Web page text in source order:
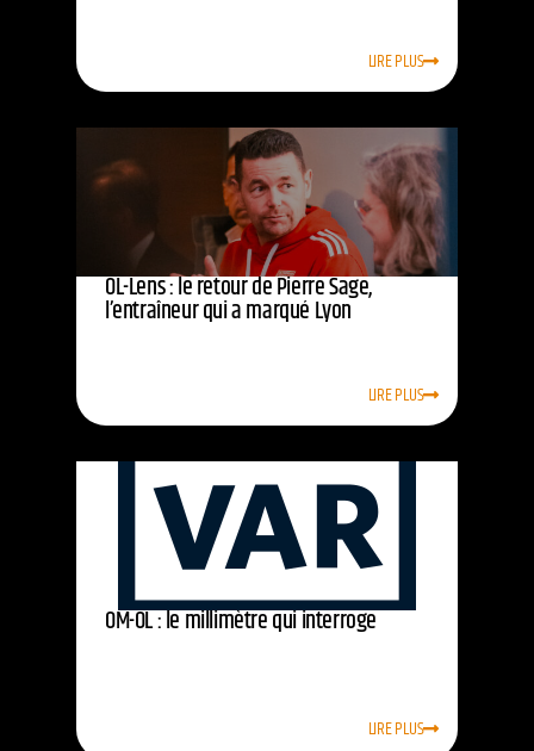
LIRE PLUS
OL-Lens : le retour de Pierre Sage,
l’entraîneur qui a marqué Lyon
LIRE PLUS
OM-OL : le millimètre qui interroge
LIRE PLUS